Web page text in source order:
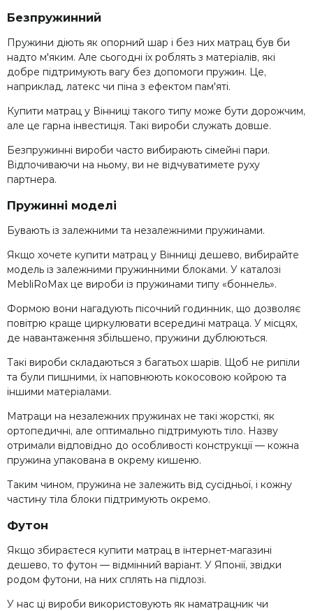
Безпружинний
Пружини діють як опорний шар і без них матрац був би
надто м'яким. Але сьогодні їх роблять з матеріалів, які
добре підтримують вагу без допомоги пружин. Це,
наприклад, латекс чи піна з ефектом пам'яті.
Купити матрац у Вінниці такого типу може бути дорожчим,
але це гарна інвестиція. Такі вироби служать довше.
Безпружинні вироби часто вибирають сімейні пари.
Відпочиваючи на ньому, ви не відчуватимете руху
партнера.
Пружинні моделі
Бувають із залежними та незалежними пружинами.
Якщо хочете купити матрац у Вінниці дешево, вибирайте
модель із залежними пружинними блоками. У каталозі
MebliRoMax це вироби із пружинами типу «боннель».
Формою вони нагадують пісочний годинник, що дозволяє
повітрю краще циркулювати всередині матраца. У місцях,
де навантаження збільшено, пружини дублюються.
Такі вироби складаються з багатьох шарів. Щоб не рипіли
та були пишними, їх наповнюють кокосовою койрою та
іншими матеріалами.
Матраци на незалежних пружинах не такі жорсткі, як
ортопедичні, але оптимально підтримують тіло. Назву
отримали відповідно до особливості конструкції — кожна
пружина упакована в окрему кишеню.
Таким чином, пружина не залежить від сусідньої, і кожну
частину тіла блоки підтримують окремо.
Футон
Якщо збираєтеся купити матрац в інтернет-магазині
дешево, то футон — відмінний варіант. У Японії, звідки
родом футони, на них сплять на підлозі.
У нас ці вироби використовують як наматрацник чи